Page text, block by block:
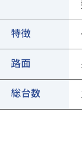
特徴
路面
総台数
③専用フォー